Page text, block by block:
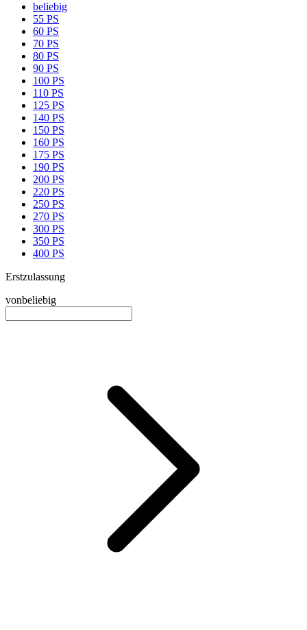
beliebig
55 PS
60 PS
70 PS
80 PS
90 PS
100 PS
110 PS
125 PS
140 PS
150 PS
160 PS
175 PS
190 PS
200 PS
220 PS
250 PS
270 PS
300 PS
350 PS
400 PS
Erstzulassung
vonbeliebig